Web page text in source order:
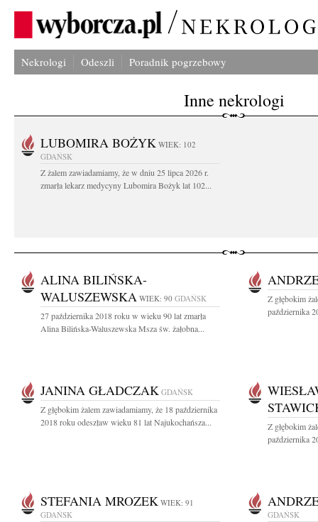
Nekrologi Odeszli Poradnik pogrzebowy
Inne nekrologi
LUBOMIRA BOŻYK WIEK: 102
GDAŃSK
Z żalem zawiadamiamy, że w dniu 25 lipca 2026 r.
zmarła lekarz medycyny Lubomira Bożyk lat 102...
ALINA BILIŃSKA-
WALUSZEWSKA WIEK: 90 GDAŃSK
27 października 2018 roku w wieku 90 lat zmarła
Alina Bilińska-Waluszewska Msza św. żałobna...
Z głębokim
października
JANINA GŁADCZAK GDAŃSK
Z głębokim żalem zawiadamiamy, że 18 października
2018 roku odeszław wieku 81 lat Najukochańsza...
Z głębokim
października
STEFANIA MROZEK WIEK: 91
GDAŃSK
GDAŃSK